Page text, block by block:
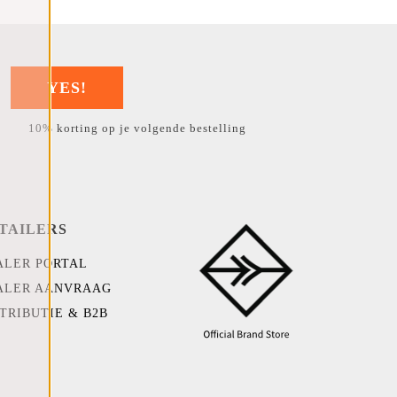
YES!
10% korting op je volgende bestelling
PORTAL
AANVRAAG
& B2B